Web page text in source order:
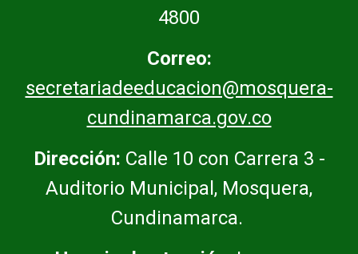
4800
Correo:
secretariadeeducacion@mosquera-
cundinamarca.gov.co
Dirección: Calle 10 con Carrera 3 -
Auditorio Municipal, Mosquera,
Cundinamarca.